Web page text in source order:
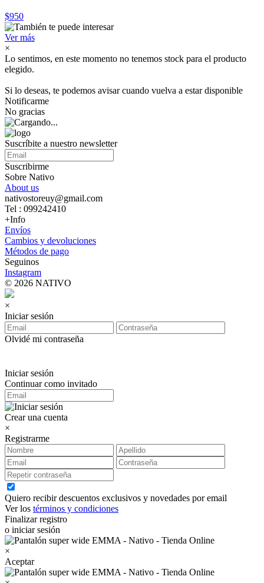
$950
Ver más
×
Lo sentimos, en este momento no tenemos stock para el producto
elegido.
Si lo deseas, te podemos avisar cuando vuelva a estar disponible
Notificarme
No gracias
Suscríbite a nuestro newsletter
Suscribirme
Sobre Nativo
About us
nativostoreuy@gmail.com
Tel : 099242410
+Info
Envíos
Cambios y devoluciones
Métodos de pago
Seguinos
Instagram
© 2026 NATIVO
×
Iniciar sesión
Olvidé mi contraseña
Iniciar sesión
Continuar como invitado
Crear una cuenta
×
Registrarme
Quiero recibir descuentos exclusivos y novedades por email
Ver los términos y condiciones
Finalizar registro
o iniciar sesión
×
Aceptar